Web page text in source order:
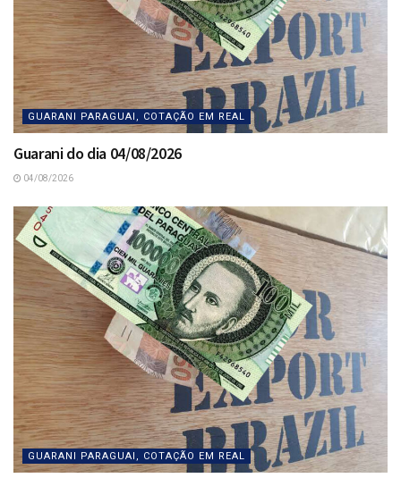
GUARANI PARAGUAI, COTAÇÃO EM REAL
Guarani do dia 04/08/2026
04/08/2026
GUARANI PARAGUAI, COTAÇÃO EM REAL